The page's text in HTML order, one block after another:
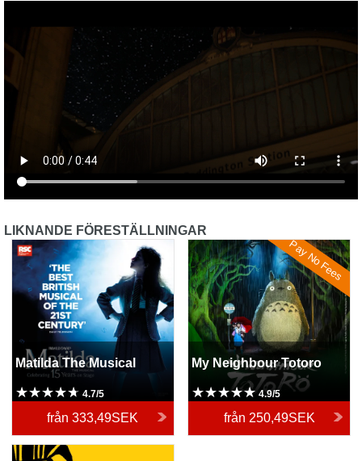
LIKNANDE FÖRESTÄLLNINGAR
Matilda The Musical
Matilda The Musical
4.7/5
från333,49SEK
My Neighbour TotoroPay No Fees
My Neighbour Totoro
4.9/5
från 250,49SEK
The Lion King